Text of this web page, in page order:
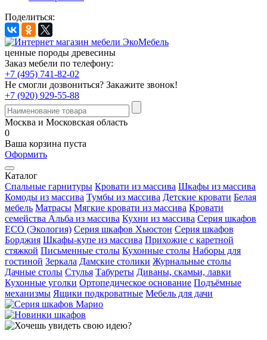
Поделиться:
ценные породы древесины
Заказ мебели по телефону:
+7 (495) 741-82-02
Не смогли дозвониться? Закажите звонок!
+7 (920) 929-55-88
Москва и Московская область
0
Ваша корзина пуста
Оформить
Каталог
Спальные гарнитуры Кровати из массива Шкафы из массива
Комоды из массива Тумбы из массива Детские кровати Белая
мебель Матрасы Мягкие кровати из массива Кровати
семейства Альба из массива Кухни из массива Серия шкафов
ECO (Экология) Серия шкафов Хьюстон Серия шкафов
Борджия Шкафы-купе из массива Прихожие с каретной
стяжкой Письменные столы Кухонные столы Наборы для
гостиной Зеркала Дамские столики Журнальные столы
Дачные столы Стулья Табуреты Диваны, скамьи, лавки
Кухонные уголки Ортопедическое основание Подъёмные
механизмы Ящики подкроватные Мебель для дачи